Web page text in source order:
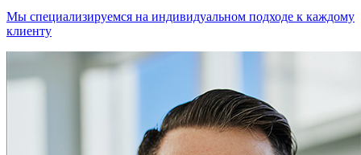
Мы специализируемся на индивидуальном подходе к каждому
клиенту